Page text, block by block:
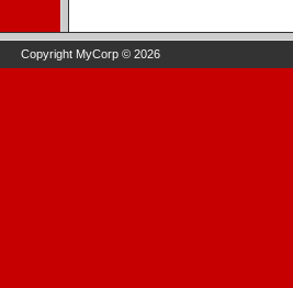
Copyright MyCorp © 2026